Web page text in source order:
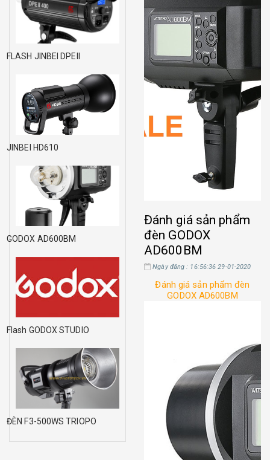
Đánh giá sản phẩm
đèn GODOX
AD600BM
Ngày đăng : 16:56:36 29-01-2020
Đánh giá sản phẩm đèn
GODOX AD600BM
FLASH JINBEI DPEII
JINBEI HD610
GODOX AD600BM
Flash GODOX STUDIO
ĐÈN F3-500WS TRIOPO